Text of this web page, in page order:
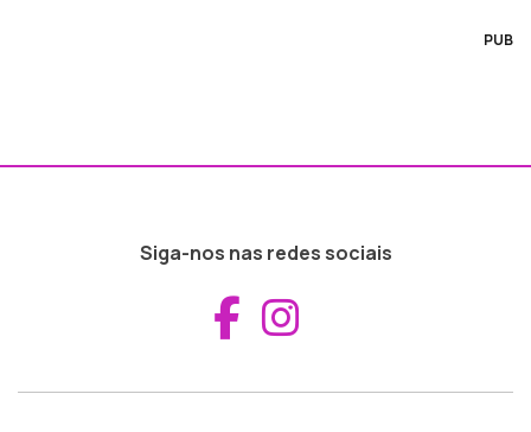
PUB
Siga-nos nas redes sociais
Aceder ao